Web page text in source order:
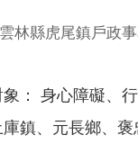
林縣虎尾鎮戶政
： 身心障礙、
鎮、元長鄉、